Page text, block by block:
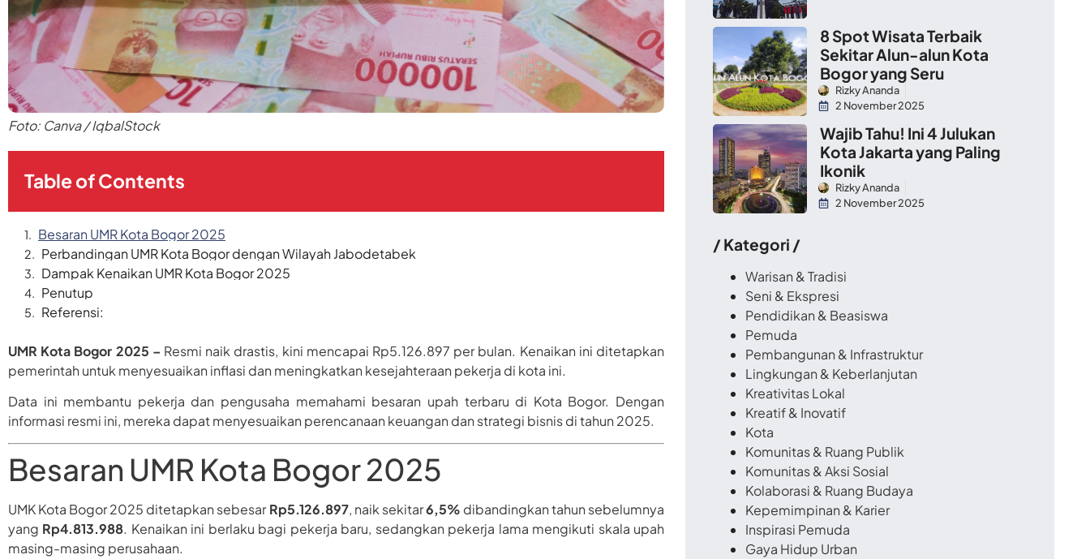
Foto: Canva / IqbalStock
Table of Contents
Besaran UMR Kota Bogor 2025
Perbandingan UMR Kota Bogor dengan Wilayah Jabodetabek
Dampak Kenaikan UMR Kota Bogor 2025
Penutup
Referensi:
UMR Kota Bogor 2025 – Resmi naik drastis, kini mencapai Rp5.126.897 per bulan. Kenaikan ini ditetapkan
pemerintah untuk menyesuaikan inflasi dan meningkatkan kesejahteraan pekerja di kota ini.
Data ini membantu pekerja dan pengusaha memahami besaran upah terbaru di Kota Bogor. Dengan
informasi resmi ini, mereka dapat menyesuaikan perencanaan keuangan dan strategi bisnis di tahun 2025.
Besaran UMR Kota Bogor 2025
UMK Kota Bogor 2025 ditetapkan sebesarRp5.126.897, naik sekitar6,5% dibandingkan tahun sebelumnya
yang Rp4.813.988. Kenaikan ini berlaku bagi pekerja baru, sedangkan pekerja lama mengikuti skala upah
masing-masing perusahaan.
8 Spot Wisata Terbaik
Sekitar Alun-alun Kota
Bogor yang Seru
Rizky Ananda
2 November 2025
Wajib Tahu! Ini 4 Julukan
Kota Jakarta yang Paling
Ikonik
Rizky Ananda
2 November 2025
/ Kategori /
Warisan & Tradisi
Seni & Ekspresi
Pendidikan & Beasiswa
Pemuda
Pembangunan & Infrastruktur
Lingkungan & Keberlanjutan
Kreativitas Lokal
Kreatif & Inovatif
Kota
Komunitas & Ruang Publik
Komunitas & Aksi Sosial
Kolaborasi & Ruang Budaya
Kepemimpinan & Karier
Inspirasi Pemuda
Gaya Hidup Urban